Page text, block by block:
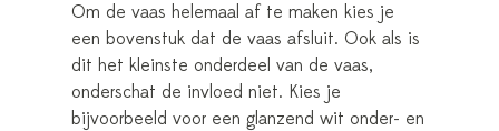
Om de vaas helemaal af te maken kies je
een bovenstuk dat de vaas afsluit. Ook als is
dit het kleinste onderdeel van de vaas,
onderschat de invloed niet. Kies je
bijvoorbeeld voor een glanzend wit onder- en